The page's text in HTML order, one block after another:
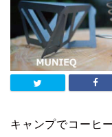
キャンプでコーヒ